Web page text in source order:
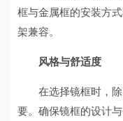
框与金属框的安装方
架兼容。
风格与舒适度
在选择镜框时，
要。确保镜框的设计